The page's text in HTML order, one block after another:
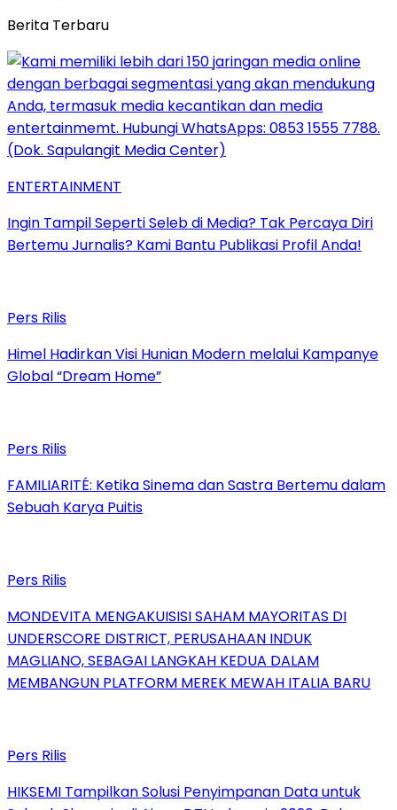
Berita Terbaru
ENTERTAINMENT
Ingin Tampil Seperti Seleb di Media? Tak Percaya Diri
Bertemu Jurnalis? Kami Bantu Publikasi Profil Anda!
Pers Rilis
Himel Hadirkan Visi Hunian Modern melalui Kampanye
Global “Dream Home”
Pers Rilis
FAMILIARITÉ: Ketika Sinema dan Sastra Bertemu dalam
Sebuah Karya Puitis
Pers Rilis
MONDEVITA MENGAKUISISI SAHAM MAYORITAS DI
UNDERSCORE DISTRICT, PERUSAHAAN INDUK
MAGLIANO, SEBAGAI LANGKAH KEDUA DALAM
MEMBANGUN PLATFORM MEREK MEWAH ITALIA BARU
Pers Rilis
HIKSEMI Tampilkan Solusi Penyimpanan Data untuk